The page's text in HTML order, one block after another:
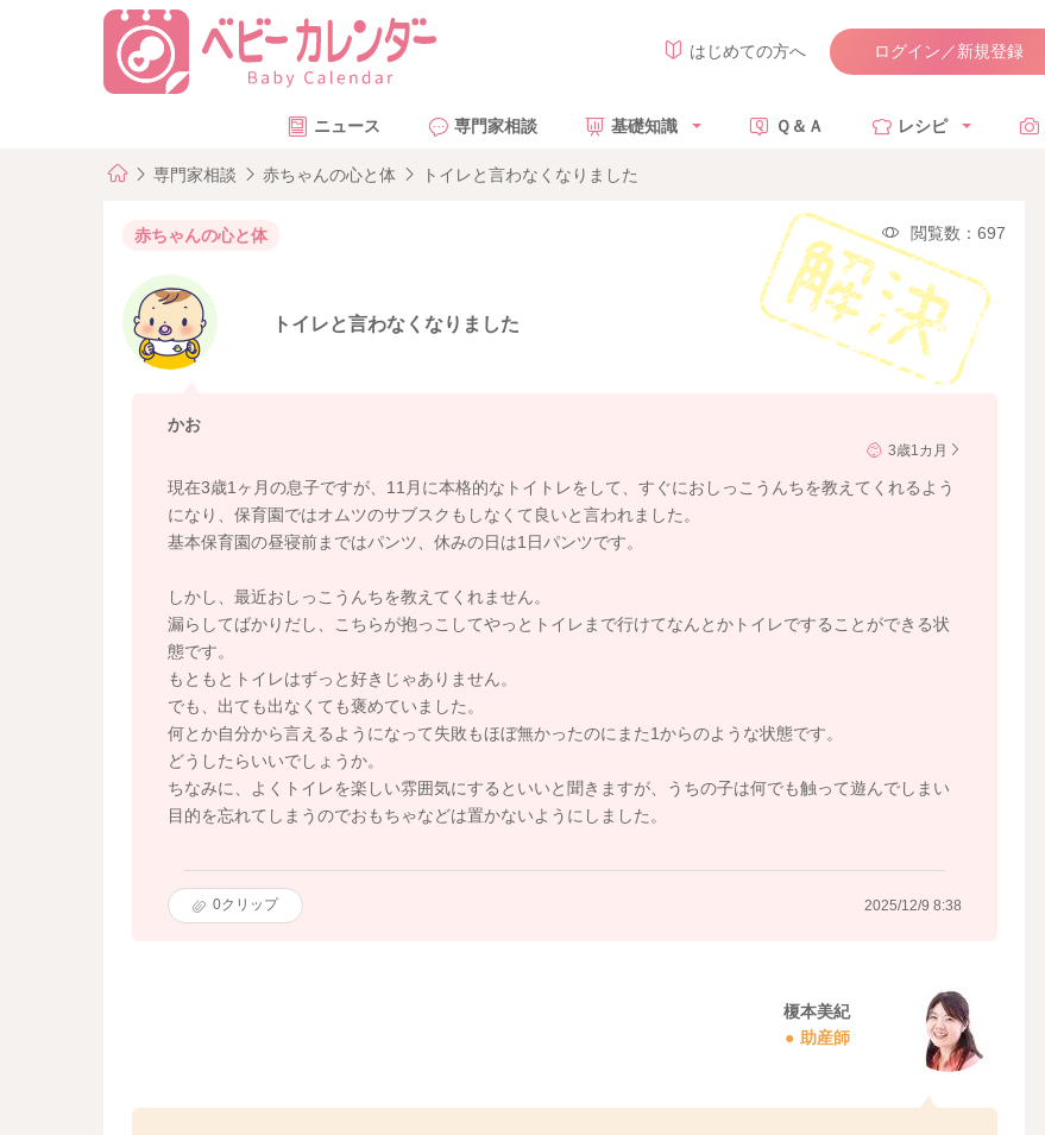
はじめての方へ ログイン／新規登録
ニュース 専門家相談 基礎知識 Ｑ＆Ａ レシピ
専門家相談 赤ちゃんの心と体 トイレと言わなくなりました
赤ちゃんの心と体 閲覧数：697
トイレと言わなくなりました
かお
3歳1カ月
現在3歳1ヶ月の息子ですが、11月に本格的なトイトレをして、すぐにおしっこうんちを教えてくれるよう
になり、保育園ではオムツのサブスクもしなくて良いと言われました。
基本保育園の昼寝前まではパンツ、休みの日は1日パンツです。
しかし、最近おしっこうんちを教えてくれません。
漏らしてばかりだし、こちらが抱っこしてやっとトイレまで行けてなんとかトイレですることができる状
態です。
もともとトイレはずっと好きじゃありません。
でも、出ても出なくても褒めていました。
何とか自分から言えるようになって失敗もほぼ無かったのにまた1からのような状態です。
どうしたらいいでしょうか。
ちなみに、よくトイレを楽しい雰囲気にするといいと聞きますが、うちの子は何でも触って遊んでしまい
目的を忘れてしまうのでおもちゃなどは置かないようにしました。
0クリップ 2025/12/9 8:38
榎本美紀
助産師